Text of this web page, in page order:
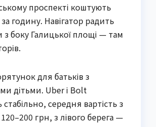
проспекті коштують
годину. Навігатор радить
з боку Галицької площі — там
для батьків з
дітьми. Uber і Bolt
середня вартість з
грн, з лівого берега —